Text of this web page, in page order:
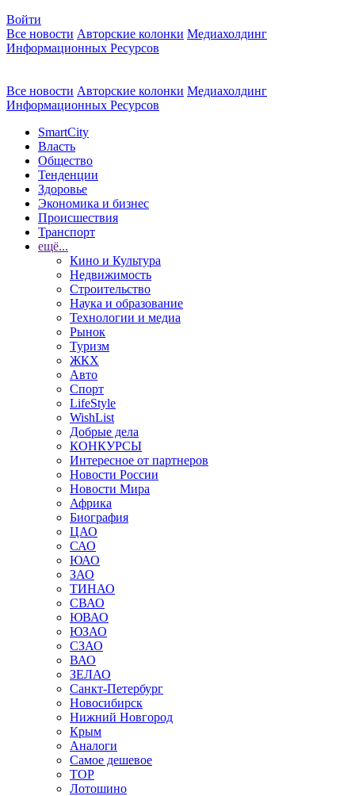
Войти
Все новости Авторские колонки Медиахолдинг
Информационных Ресурсов
Все новости Авторские колонки Медиахолдинг
Информационных Ресурсов
SmartCity
Власть
Общество
Тенденции
Здоровье
Экономика и бизнес
Происшествия
Транспорт
ещё...
Кино и Культура
Недвижимость
Строительство
Наука и образование
Технологии и медиа
Рынок
Туризм
ЖКХ
Авто
Спорт
LifeStyle
WishList
Добрые дела
КОНКУРСЫ
Интересное от партнеров
Новости России
Новости Мира
Африка
Биография
ЦАО
САО
ЮАО
ЗАО
ТИНАО
СВАО
ЮВАО
ЮЗАО
СЗАО
ВАО
ЗЕЛАО
Санкт-Петербург
Новосибирск
Нижний Новгород
Крым
Аналоги
Самое дешевое
TOP
Лотошино